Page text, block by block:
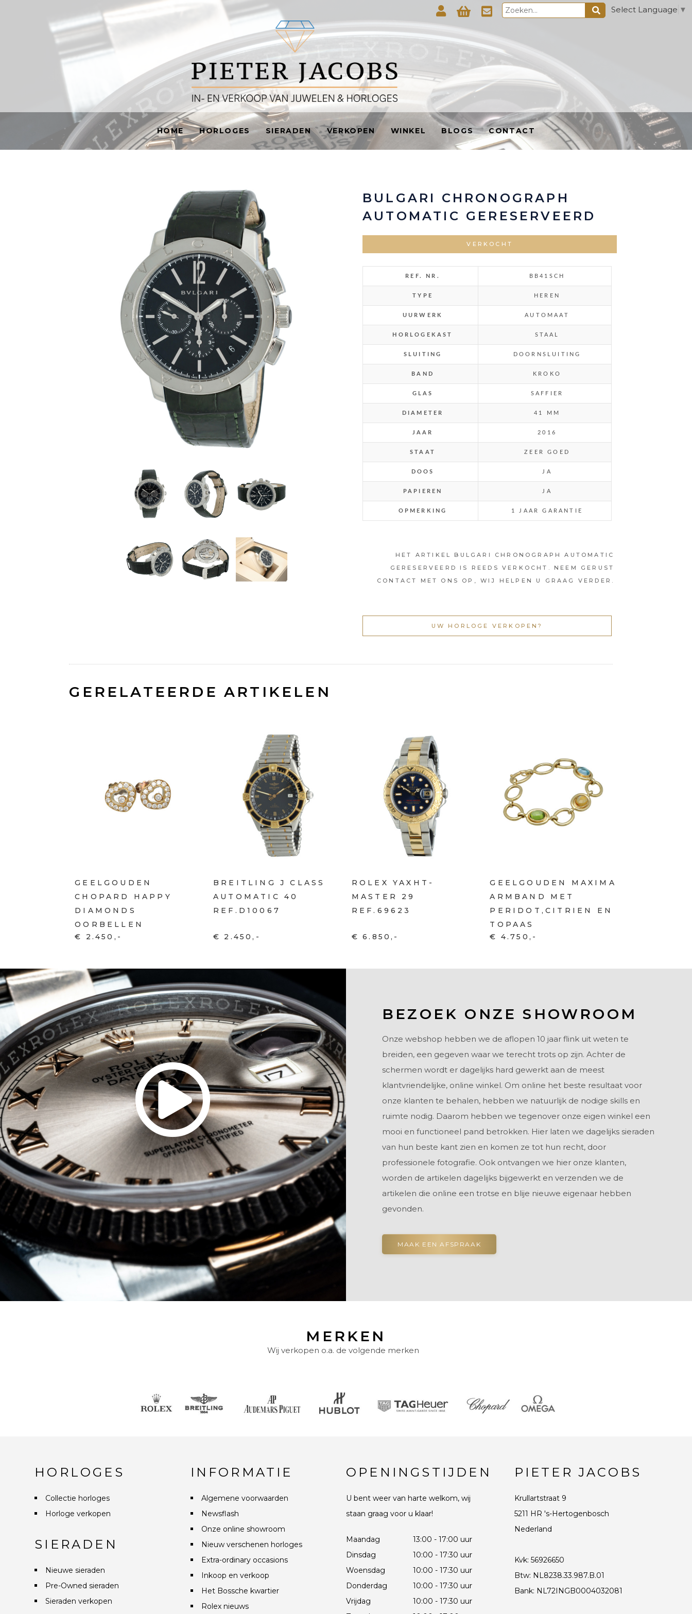
Select Language ▼
HOME HORLOGES SIERADEN VERKOPEN WINKEL BLOGS CONTACT
BULGARI CHRONOGRAPH
AUTOMATIC GERESERVEERD
VERKOCHT
REF. NR. BB41SCH
TYPE HEREN
UURWERK AUTOMAAT
HORLOGEKAST STAAL
SLUITING DOORNSLUITING
BAND KROKO
GLAS SAFFIER
DIAMETER 41 MM
JAAR 2016
STAAT ZEER GOED
DOOS JA
PAPIEREN JA
OPMERKING 1 JAAR GARANTIE
HET ARTIKEL BULGARI CHRONOGRAPH AUTOMATIC
GERESERVEERD IS REEDS VERKOCHT. NEEM GERUST
CONTACT MET ONS OP, WIJ HELPEN U GRAAG VERDER.
UW HORLOGE VERKOPEN?
GERELATEERDE ARTIKELEN
GEELGOUDEN
CHOPARD HAPPY
DIAMONDS
OORBELLEN
€ 2.450,-
BREITLING J CLASS
AUTOMATIC 40
REF.D10067
€ 2.450,-
ROLEX YAXHT-
MASTER 29
REF.69623
€ 6.850,-
GEELGOUDEN MAXIMA
ARMBAND MET
PERIDOT,CITRIEN EN
TOPAAS
€ 4.750,-
BEZOEK ONZE SHOWROOM
Onze webshop hebben we de aflopen 10 jaar flink uit weten te
breiden, een gegeven waar we terecht trots op zijn. Achter de
schermen wordt er dagelijks hard gewerkt aan de meest
klantvriendelijke, online winkel. Om online het beste resultaat voor
onze klanten te behalen, hebben we natuurlijk de nodige skills en
ruimte nodig. Daarom hebben we tegenover onze eigen winkel een
mooi en functioneel pand betrokken. Hier laten we dagelijks sieraden
van hun beste kant zien en komen ze tot hun recht, door
professionele fotografie. Ook ontvangen we hier onze klanten,
worden de artikelen dagelijks bijgewerkt en verzenden we de
artikelen die online een trotse en blije nieuwe eigenaar hebben
gevonden.
MAAK EEN AFSPRAAK
MERKEN
Wij verkopen o.a. de volgende merken
HORLOGES
Collectie horloges
Horloge verkopen
SIERADEN
Nieuwe sieraden
Pre-Owned sieraden
Sieraden verkopen
INFORMATIE
Algemene voorwaarden
Newsflash
Onze online showroom
Nieuw verschenen horloges
Extra-ordinary occasions
Inkoop en verkoop
Het Bossche kwartier
Rolex nieuws
OPENINGSTIJDEN
U bent weer van harte welkom, wij
staan graag voor u klaar!
Maandag
13:00 - 17:00 uur
Dinsdag
10:00 - 17:30 uur
Woensdag
10:00 - 17:30 uur
Donderdag
10:00 - 17:30 uur
Vrijdag
10:00 - 17:30 uur
PIETER JACOBS
Krullartstraat 9
5211 HR 's-Hertogenbosch
Nederland
Kvk: 56926650
Btw: NL8238.33.987.B.01
Bank: NL72INGB0004032081